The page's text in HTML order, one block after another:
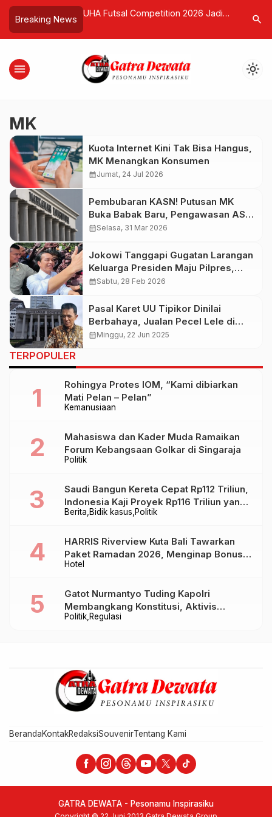
Breaking News
Nino, Perintahkan
dan Karhutla
UHA Futsal Competition 2026 Jadi
Perhotelan di Ubud
search
menu light_mode
MK
Kuota Internet Kini Tak Bisa Hangus,
MK Menangkan Konsumen
calendar_monthJumat, 24 Jul 2026
Pembubaran KASN! Putusan MK
Buka Babak Baru, Pengawasan ASN
di Ujung Ujian
calendar_monthSelasa, 31 Mar 2026
Jokowi Tanggapi Gugatan Larangan
Keluarga Presiden Maju Pilpres,
Minta Hormati Proses di MK
calendar_monthSabtu, 28 Feb 2026
Pasal Karet UU Tipikor Dinilai
Berbahaya, Jualan Pecel Lele di
Trotoar Bisa Kena Jerat Korupsi
calendar_monthMinggu, 22 Jun 2025
TERPOPULER
Kemanusiaan
Rohingya Protes IOM, “Kami dibiarkan
Mati Pelan – Pelan”
Politik
Mahasiswa dan Kader Muda Ramaikan
Forum Kebangsaan Golkar di Singaraja
Berita Bidik kasus Politik
Saudi Bangun Kereta Cepat Rp112 Triliun,
Indonesia Kaji Proyek Rp116 Triliun yang
Baru Sampai Bandung
Hotel
HARRIS Riverview Kuta Bali Tawarkan
Paket Ramadan 2026, Menginap Bonus
Takjil hingga Bukber Mulai Rp88.888
Politik Regulasi
Gatot Nurmantyo Tuding Kapolri
Membangkang Konstitusi, Aktivis
Tegaskan Polri Tak Punya Sejarah
BerandaKontakRedaksiSouvenirTentang Kami
GATRA DEWATA - Pesonamu Inspirasiku